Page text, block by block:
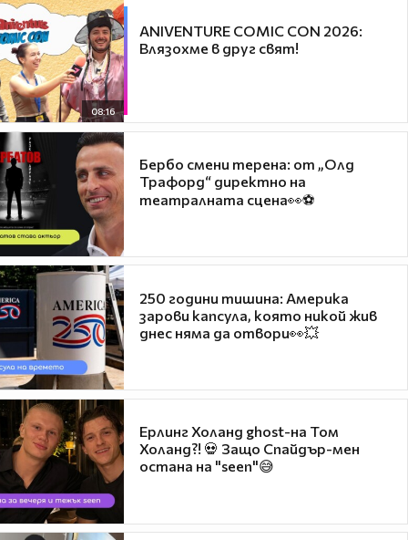
08:16
ANIVENTURE COMIC CON 2026:
Влязохме в друг свят!
Бербо смени терена: от „Олд
Трафорд“ директно на
театралната сцена👀⚽
250 години тишина: Америка
зарови капсула, която никой жив
днес няма да отвори👀💥
Ерлинг Холанд ghost-на Том
Холанд?! 💀 Защо Спайдър-мен
остана на "seen"😅